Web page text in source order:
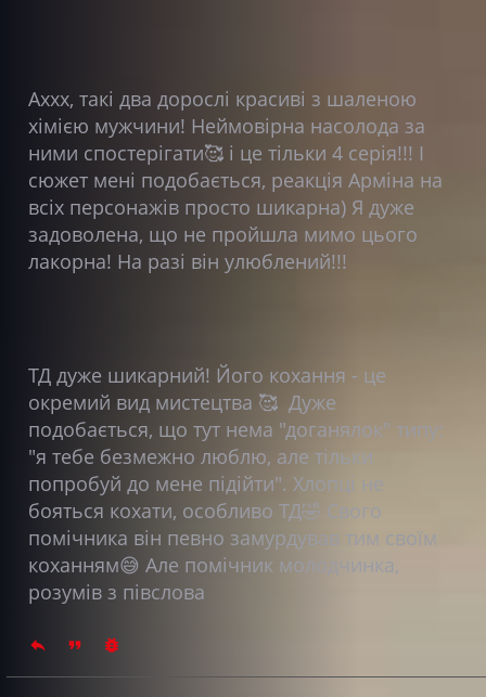
Аххх, такі два дорослі красиві з шаленою
хімією мужчини! Неймовірна насолода за
ними спостерігати🥰 і це тільки 4 серія!!! І
сюжет мені подобається, реакція Арміна на
всіх персонажів просто шикарна) Я дуже
задоволена, що не пройшла мимо цього
лакорна! На разі він улюблений!!!
ТД дуже шикарний! Його кохання - це
окремий вид мистецтва 🥰 Дуже
подобається, що тут нема "доганялок" типу:
"я тебе безмежно люблю, але тільки
попробуй до мене підійти". Хлопці не
бояться кохати, особливо ТД🤣 Свого
помічника він певно замурдував тим своїм
коханням😅 Але помічник молодчинка,
розумів з півслова